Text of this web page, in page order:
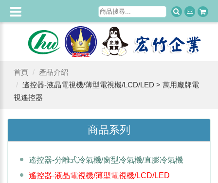
首頁
產品介紹
遙控器-液晶電視機/薄型電視機/LCD/LED > 萬用廠牌電
視遙控器
商品系列
遙控器-分離式冷氣機/窗型冷氣機/直膨冷氣機
遙控器-液晶電視機/薄型電視機/LCD/LED